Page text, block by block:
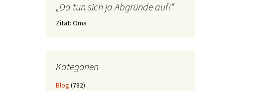
„Da tun sich ja Abgründe auf!“
Zitat: Oma
Kategorien
Blog (782)